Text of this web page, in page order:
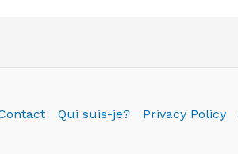
Qui suis-je? Privacy Policy